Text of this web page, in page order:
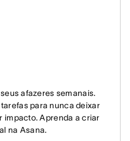
afazeres semanais.
para nunca deixar
impacto. Aprenda a criar
na Asana.